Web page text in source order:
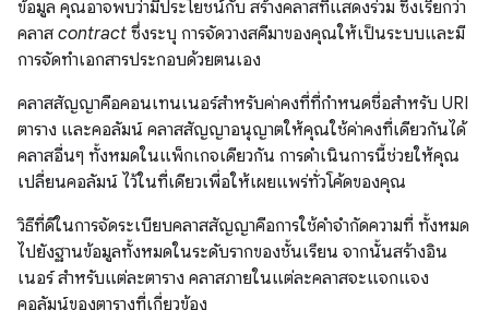
ข้อมูล คุณอาจพบว่ามีประโยชน์กับ สร้างคลาสที่แสดงร่วม ซึ่งเรียกว่า
คลาส contract ซึ่งระบุ การจัดวางสคีมาของคุณให้เป็นระบบและมี
การจัดทำเอกสารประกอบด้วยตนเอง
คลาสสัญญาคือคอนเทนเนอร์สำหรับค่าคงที่ที่กำหนดชื่อสำหรับ URI
ตาราง และคอลัมน์ คลาสสัญญาอนุญาตให้คุณใช้ค่าคงที่เดียวกันได้
คลาสอื่นๆ ทั้งหมดในแพ็กเกจเดียวกัน การดำเนินการนี้ช่วยให้คุณ
เปลี่ยนคอลัมน์ ไว้ในที่เดียวเพื่อให้เผยแพร่ทั่วโค้ดของคุณ
วิธีที่ดีในการจัดระเบียบคลาสสัญญาคือการใช้คำจำกัดความที่ ทั้งหมด
ไปยังฐานข้อมูลทั้งหมดในระดับรากของชั้นเรียน จากนั้นสร้างอิน
เนอร์ สำหรับแต่ละตาราง คลาสภายในแต่ละคลาสจะแจกแจง
คอลัมน์ของตารางที่เกี่ยวข้อง